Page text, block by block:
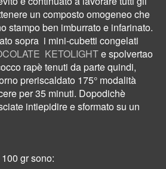
un composto omogeneo che
stampo ben imburrato e infarinato.
sopra i mini-cubetti congelati
KETOLIGHTe spolvertao
rapè tenuti da parte quindi,
preriscaldato 175° modalità
per 35 minuti. Dopodichè
intiepidire e sformato su un
grsono: